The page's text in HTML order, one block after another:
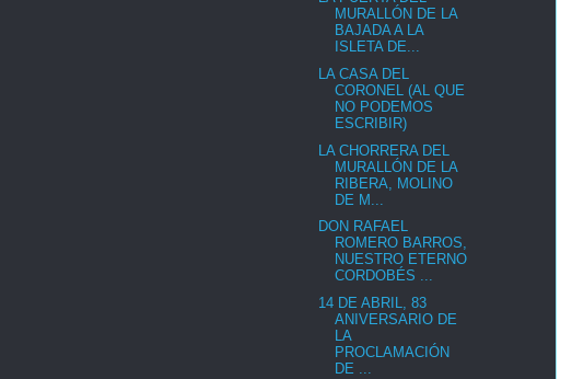
MURALLÓN DE LA
BAJADA A LA
ISLETA DE...
LA CASA DEL
CORONEL (AL QUE
NO PODEMOS
ESCRIBIR)
LA CHORRERA DEL
MURALLÓN DE LA
RIBERA, MOLINO
DE M...
DON RAFAEL
ROMERO BARROS,
NUESTRO ETERNO
CORDOBÉS ...
14 DE ABRIL, 83
ANIVERSARIO DE
LA
PROCLAMACIÓN
DE ...